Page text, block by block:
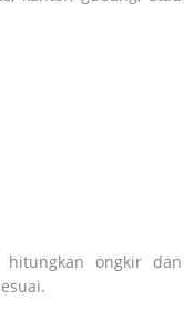
ongkir dan